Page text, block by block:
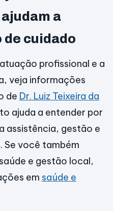
a
de cuidado
profissional e a
veja informações
de Dr. Luiz Teixeira da
ajuda a entender por
assistência, gestão e
Se você também
e gestão local,
em saúde e